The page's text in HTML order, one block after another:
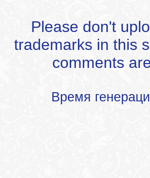
Please don't
trademarks in this
comments
Время